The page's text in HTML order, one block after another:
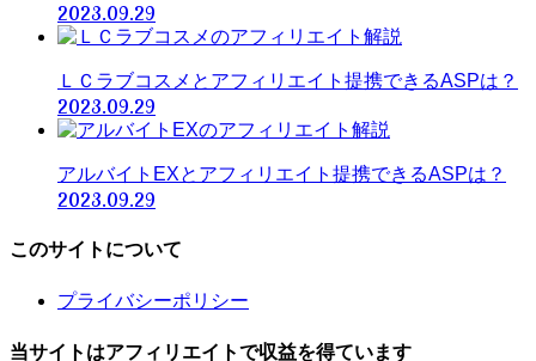
2023.09.29
ＬＣラブコスメとアフィリエイト提携できるASPは？
2023.09.29
アルバイトEXとアフィリエイト提携できるASPは？
2023.09.29
このサイトについて
プライバシーポリシー
当サイトはアフィリエイトで収益を得ています